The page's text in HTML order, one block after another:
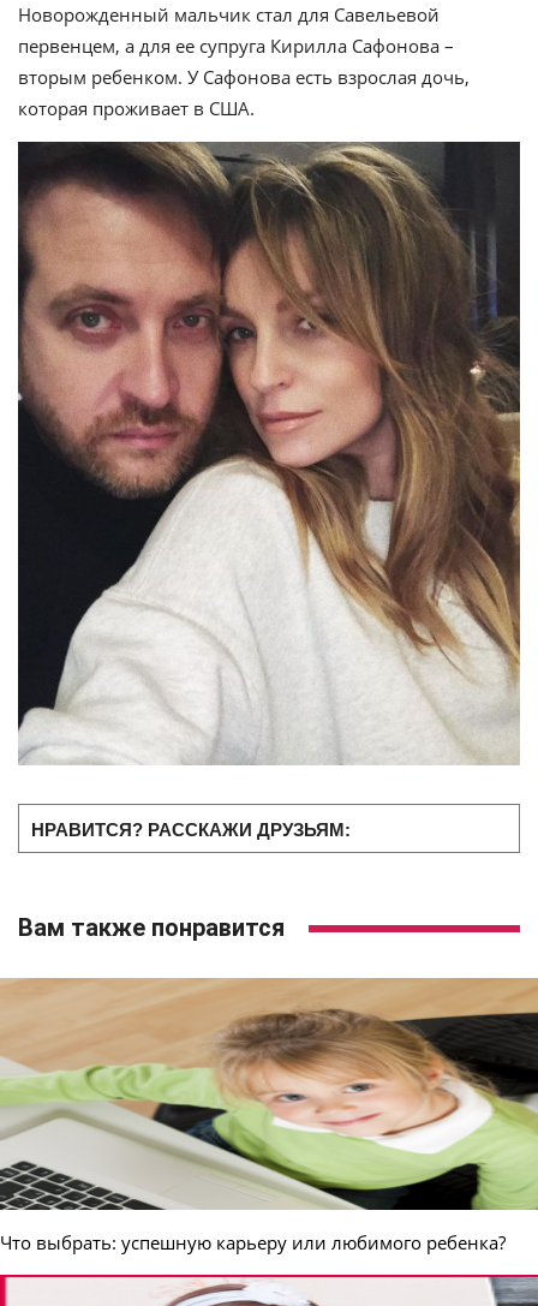
Новорожденный мальчик стал для Савельевой
первенцем, а для ее супруга Кирилла Сафонова –
вторым ребенком. У Сафонова есть взрослая дочь,
которая проживает в США.
НРАВИТСЯ? РАССКАЖИ ДРУЗЬЯМ:
Вам также понравится
Что выбрать: успешную карьеру или любимого ребенка?